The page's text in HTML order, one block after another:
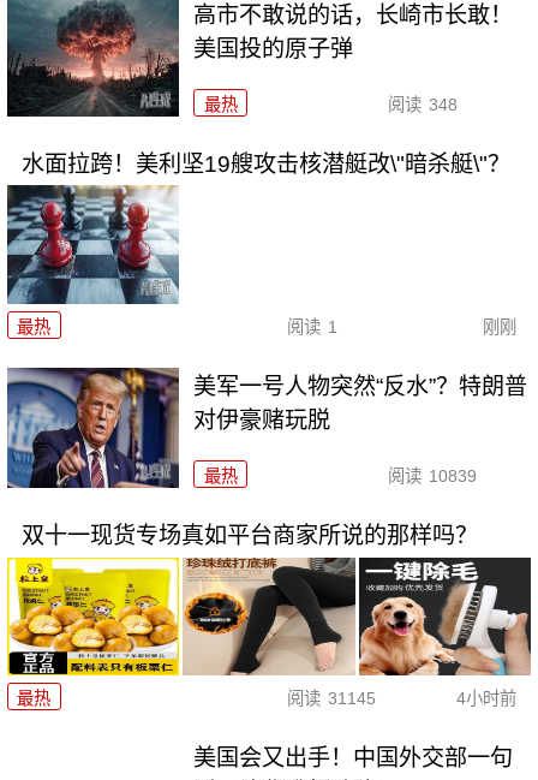
高市不敢说的话，长崎市长敢！
美国投的原子弹
最热 阅读 348
水面拉跨！美利坚19艘攻击核潜艇改\"暗杀艇\"？
最热 阅读 1 刚刚
美军一号人物突然“反水”？特朗普
对伊豪赌玩脱
最热 阅读 10839
双十一现货专场真如平台商家所说的那样吗？
最热 阅读 31145 4小时前
美国会又出手！中国外交部一句